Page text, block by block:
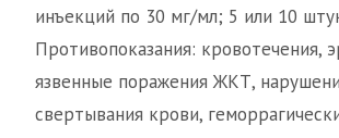
инъекций по 30 мг/мл; 5 или 10
Противопоказания: кровотечения,
язвенные поражения ЖКТ,
свертывания крови,